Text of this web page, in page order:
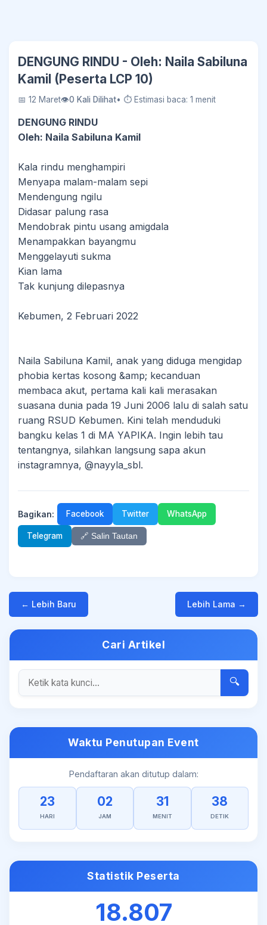
DENGUNG RINDU - Oleh: Naila Sabiluna
Kamil (Peserta LCP 10)
📅 12 Maret👁0 Kali Dilihat• ⏱ Estimasi baca: 1 menit
DENGUNG RINDU
Oleh: Naila Sabiluna Kamil
Kala rindu menghampiri
Menyapa malam-malam sepi
Mendengung ngilu
Didasar palung rasa
Mendobrak pintu usang amigdala
Menampakkan bayangmu
Menggelayuti sukma
Kian lama
Tak kunjung dilepasnya
Kebumen, 2 Februari 2022
Naila Sabiluna Kamil, anak yang diduga mengidap
phobia kertas kosong &amp; kecanduan
membaca akut, pertama kali kali merasakan
suasana dunia pada 19 Juni 2006 lalu di salah satu
ruang RSUD Kebumen. Kini telah menduduki
bangku kelas 1 di MA YAPIKA. Ingin lebih tau
tentangnya, silahkan langsung sapa akun
instagramnya, @nayyla_sbl.
Bagikan: Facebook Twitter WhatsApp
Telegram 🔗 Salin Tautan
← Lebih Baru Lebih Lama →
Cari Artikel
🔍
Waktu Penutupan Event
Pendaftaran akan ditutup dalam:
23
HARI
02
JAM
31
MENIT
37
DETIK
Statistik Peserta
18.807